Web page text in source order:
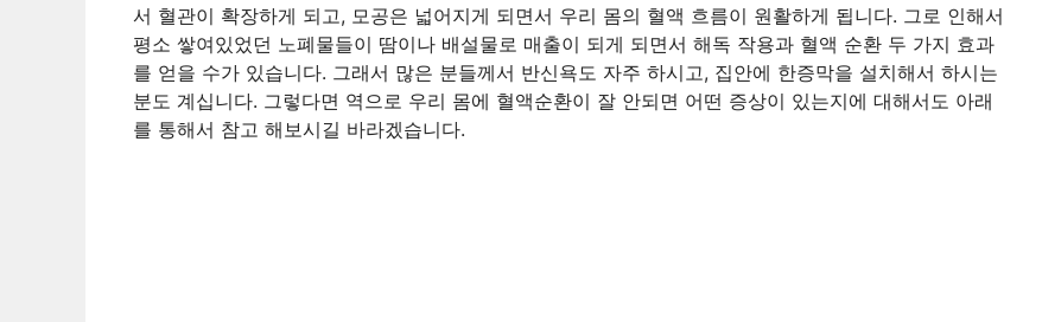
서 혈관이 확장하게 되고, 모공은 넓어지게 되면서 우리 몸의 혈액 흐름이 원활하게 됩니다. 그로 인해서
평소 쌓여있었던 노폐물들이 땀이나 배설물로 매출이 되게 되면서 해독 작용과 혈액 순환 두 가지 효과
를 얻을 수가 있습니다. 그래서 많은 분들께서 반신욕도 자주 하시고, 집안에 한증막을 설치해서 하시는
분도 계십니다. 그렇다면 역으로 우리 몸에 혈액순환이 잘 안되면 어떤 증상이 있는지에 대해서도 아래
를 통해서 참고 해보시길 바라겠습니다.